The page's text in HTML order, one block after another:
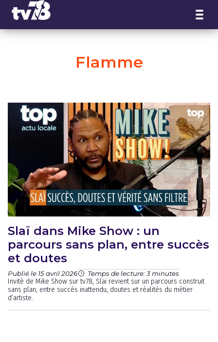
Flamme
Slaï dans Mike Show : un
parcours sans plan, entre succès
et doutes
Publié le 15 avril 2026 Temps de lecture: 3 minutes
Invité de Mike Show sur tv78, Slaï revient sur un parcours construit
sans plan, entre succès inattendu, doutes et réalités du métier
d’artiste.
Panneau de gestion des cookies